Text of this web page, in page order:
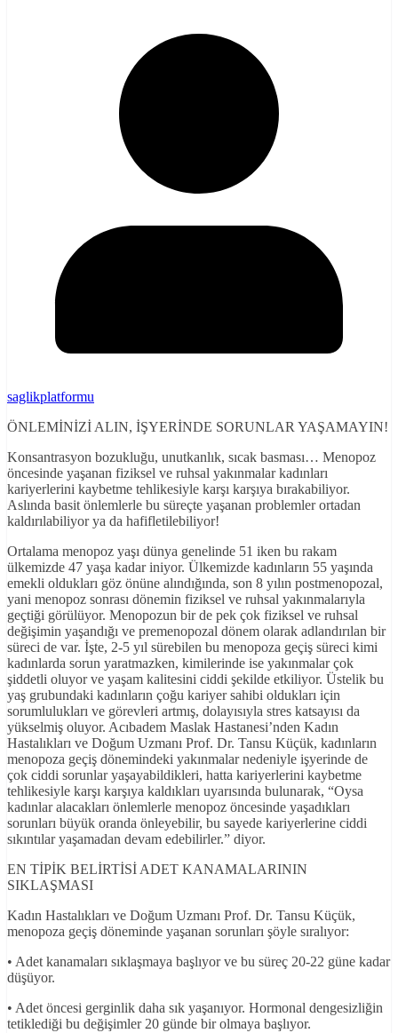
saglikplatformu
ÖNLEMİNİZİ ALIN, İŞYERİNDE SORUNLAR YAŞAMAYIN!
Konsantrasyon bozukluğu, unutkanlık, sıcak basması… Menopoz
öncesinde yaşanan fiziksel ve ruhsal yakınmalar kadınları
kariyerlerini kaybetme tehlikesiyle karşı karşıya bırakabiliyor.
Aslında basit önlemlerle bu süreçte yaşanan problemler ortadan
kaldırılabiliyor ya da hafifletilebiliyor!
Ortalama menopoz yaşı dünya genelinde 51 iken bu rakam
ülkemizde 47 yaşa kadar iniyor. Ülkemizde kadınların 55 yaşında
emekli oldukları göz önüne alındığında, son 8 yılın postmenopozal,
yani menopoz sonrası dönemin fiziksel ve ruhsal yakınmalarıyla
geçtiği görülüyor. Menopozun bir de pek çok fiziksel ve ruhsal
değişimin yaşandığı ve premenopozal dönem olarak adlandırılan bir
süreci de var. İşte, 2-5 yıl sürebilen bu menopoza geçiş süreci kimi
kadınlarda sorun yaratmazken, kimilerinde ise yakınmalar çok
şiddetli oluyor ve yaşam kalitesini ciddi şekilde etkiliyor. Üstelik bu
yaş grubundaki kadınların çoğu kariyer sahibi oldukları için
sorumlulukları ve görevleri artmış, dolayısıyla stres katsayısı da
yükselmiş oluyor. Acıbadem Maslak Hastanesi’nden Kadın
Hastalıkları ve Doğum Uzmanı Prof. Dr. Tansu Küçük, kadınların
menopoza geçiş dönemindeki yakınmalar nedeniyle işyerinde de
çok ciddi sorunlar yaşayabildikleri, hatta kariyerlerini kaybetme
tehlikesiyle karşı karşıya kaldıkları uyarısında bulunarak, “Oysa
kadınlar alacakları önlemlerle menopoz öncesinde yaşadıkları
sorunları büyük oranda önleyebilir, bu sayede kariyerlerine ciddi
sıkıntılar yaşamadan devam edebilirler.” diyor.
EN TİPİK BELİRTİSİ ADET KANAMALARININ
SIKLAŞMASI
Kadın Hastalıkları ve Doğum Uzmanı Prof. Dr. Tansu Küçük,
menopoza geçiş döneminde yaşanan sorunları şöyle sıralıyor:
• Adet kanamaları sıklaşmaya başlıyor ve bu süreç 20-22 güne kadar
düşüyor.
• Adet öncesi gerginlik daha sık yaşanıyor. Hormonal dengesizliğin
tetiklediği bu değişimler 20 günde bir olmaya başlıyor.